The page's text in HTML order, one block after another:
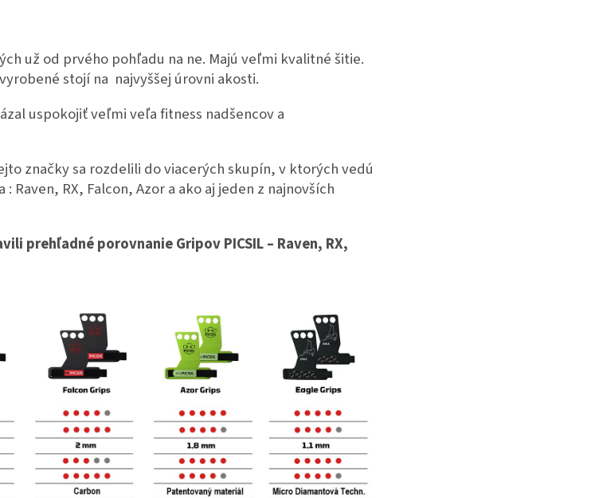
už od prvého pohľadu na ne. Majú veľmi kvalitné šitie.
stojí na najvyššej úrovni akosti.
uspokojiť veľmi veľa fitness nadšencov a
značky sa rozdelili do viacerých skupín, v ktorých vedú
RX, Falcon, Azor a ako aj jeden z najnovších
prehľadné porovnanie Gripov PICSIL – Raven, RX,